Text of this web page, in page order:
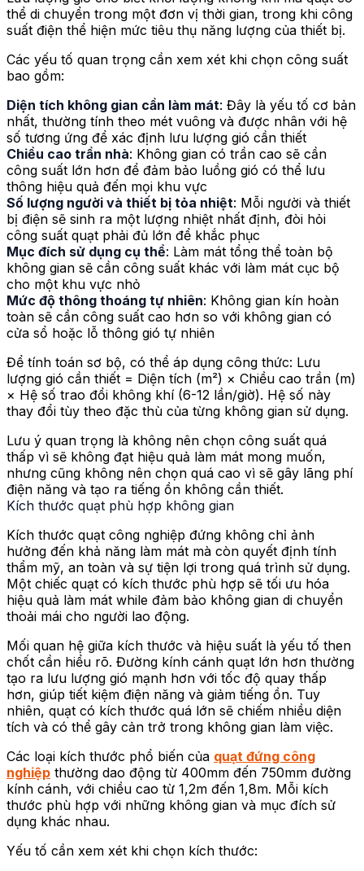
thể di chuyển trong một đơn vị thời gian, trong khi công
suất điện thể hiện mức tiêu thụ năng lượng của thiết bị.
Các yếu tố quan trọng cần xem xét khi chọn công suất
bao gồm:
Diện tích không gian cần làm mát: Đây là yếu tố cơ bản
nhất, thường tính theo mét vuông và được nhân với hệ
số tương ứng để xác định lưu lượng gió cần thiết
Chiều cao trần nhà: Không gian có trần cao sẽ cần
công suất lớn hơn để đảm bảo luồng gió có thể lưu
thông hiệu quả đến mọi khu vực
Số lượng người và thiết bị tỏa nhiệt: Mỗi người và thiết
bị điện sẽ sinh ra một lượng nhiệt nhất định, đòi hỏi
công suất quạt phải đủ lớn để khắc phục
Mục đích sử dụng cụ thể: Làm mát tổng thể toàn bộ
không gian sẽ cần công suất khác với làm mát cục bộ
cho một khu vực nhỏ
Mức độ thông thoáng tự nhiên: Không gian kín hoàn
toàn sẽ cần công suất cao hơn so với không gian có
cửa sổ hoặc lỗ thông gió tự nhiên
Để tính toán sơ bộ, có thể áp dụng công thức: Lưu
lượng gió cần thiết = Diện tích (m²) × Chiều cao trần (m)
× Hệ số trao đổi không khí (6-12 lần/giờ). Hệ số này
thay đổi tùy theo đặc thù của từng không gian sử dụng.
Lưu ý quan trọng là không nên chọn công suất quá
thấp vì sẽ không đạt hiệu quả làm mát mong muốn,
nhưng cũng không nên chọn quá cao vì sẽ gây lãng phí
điện năng và tạo ra tiếng ồn không cần thiết.
Kích thước quạt phù hợp không gian
Kích thước quạt công nghiệp đứng không chỉ ảnh
hưởng đến khả năng làm mát mà còn quyết định tính
thẩm mỹ, an toàn và sự tiện lợi trong quá trình sử dụng.
Một chiếc quạt có kích thước phù hợp sẽ tối ưu hóa
hiệu quả làm mát while đảm bảo không gian di chuyển
thoải mái cho người lao động.
Mối quan hệ giữa kích thước và hiệu suất là yếu tố then
chốt cần hiểu rõ. Đường kính cánh quạt lớn hơn thường
tạo ra lưu lượng gió mạnh hơn với tốc độ quay thấp
hơn, giúp tiết kiệm điện năng và giảm tiếng ồn. Tuy
nhiên, quạt có kích thước quá lớn sẽ chiếm nhiều diện
tích và có thể gây cản trở trong không gian làm việc.
Các loại kích thước phổ biến của quạt đứng công
nghiệp thường dao động từ 400mm đến 750mm đường
kính cánh, với chiều cao từ 1,2m đến 1,8m. Mỗi kích
thước phù hợp với những không gian và mục đích sử
dụng khác nhau.
Yếu tố cần xem xét khi chọn kích thước: